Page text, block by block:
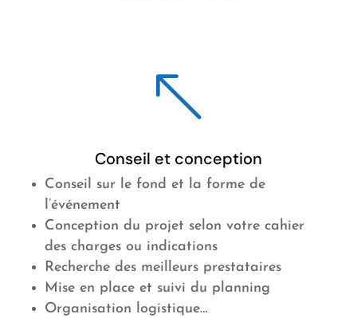
%
Conseil et conception
Conseil sur le fond et la forme de
l’événement
Conception du projet selon votre cahier
des charges ou indications
Recherche des meilleurs prestataires
Mise en place et suivi du planning
Organisation logistique…